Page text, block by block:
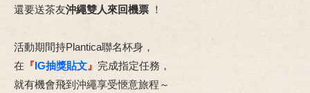
還要送茶友沖繩雙人來回機票 ！
活動期間持Plantica聯名杯身，
在 『IG抽獎貼文 』 完成指定任務，
就有機會飛到沖繩享受愜意旅程～